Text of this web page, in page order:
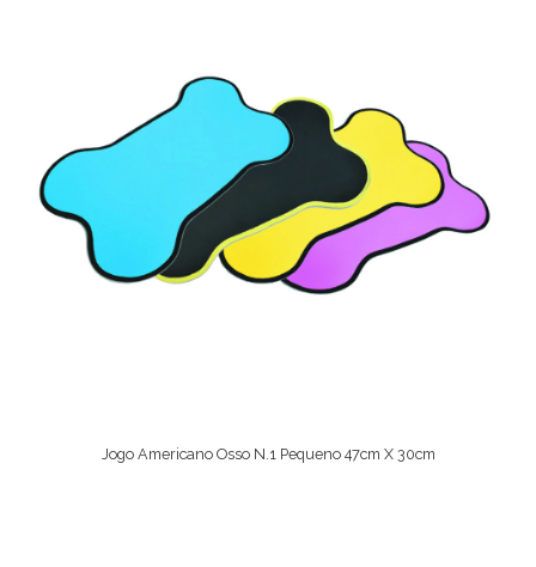
Jogo Americano Osso N.1 Pequeno 47cm X 30cm
Ver Opções